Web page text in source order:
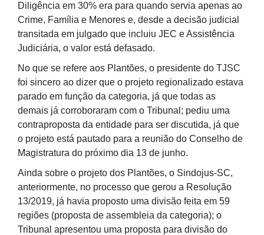
Diligência em 30% era para quando servia apenas ao
Crime, Família e Menores e, desde a decisão judicial
transitada em julgado que incluiu JEC e Assistência
Judiciária, o valor está defasado.
No que se refere aos Plantões, o presidente do TJSC
foi sincero ao dizer que o projeto regionalizado estava
parado em função da categoria, já que todas as
demais já corroboraram com o Tribunal; pediu uma
contraproposta da entidade para ser discutida, já que
o projeto está pautado para a reunião do Conselho de
Magistratura do próximo dia 13 de junho.
Ainda sobre o projeto dos Plantões, o Sindojus-SC,
anteriormente, no processo que gerou a Resolução
13/2019, já havia proposto uma divisão feita em 59
regiões (proposta de assembleia da categoria); o
Tribunal apresentou uma proposta para divisão do